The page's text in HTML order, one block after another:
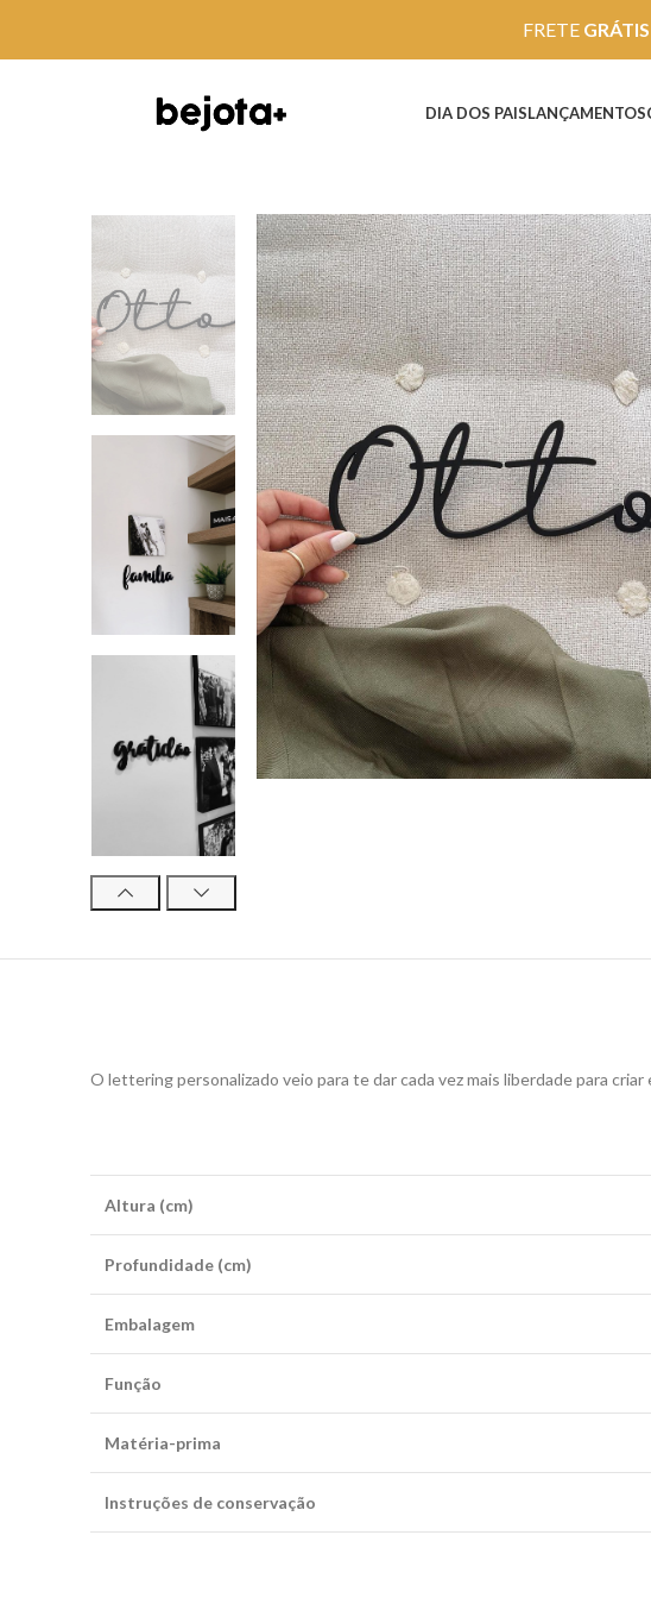
DIA DOS PAISLANÇAMENTOS
O lettering personalizado veio para te dar cada vez mais liberdade para
Altura (cm)
Profundidade (cm)
Embalagem
Função
Matéria-prima
Instruções de conservação
FRETE GRÁTIS